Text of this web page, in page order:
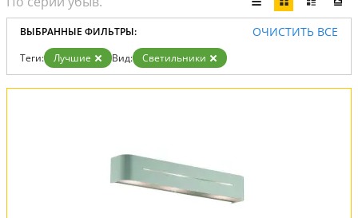
ВЫБРАННЫЕ ФИЛЬТРЫ: ОЧИСТИТЬ ВСЕ
Теги: Лучшие Вид: Светильники